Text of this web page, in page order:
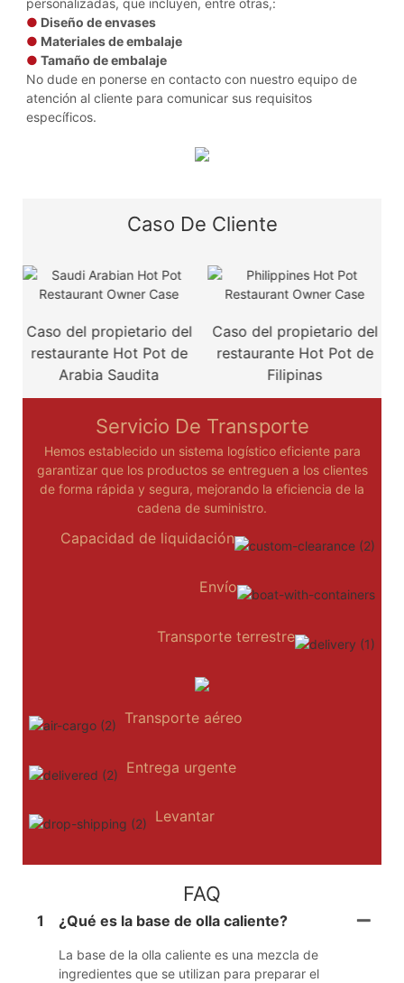
● Diseño de envases
● Materiales de embalaje
●Tamaño de embalaje
No dude en ponerse en contacto con nuestro equipo de
atención al cliente para comunicar sus requisitos
específicos.
Caso De Cliente
Caso del propietario del
restaurante Hot Pot de
Arabia Saudita
Caso del propietario del
restaurante Hot Pot de
Filipinas
Servicio De Transporte
Hemos establecido un sistema logístico eficiente para
garantizar que los productos se entreguen a los clientes
de forma rápida y segura, mejorando la eficiencia de la
cadena de suministro.
Capacidad de liquidación
Envío
Transporte terrestre
Transporte aéreo
Entrega urgente
Levantar
FAQ
1 ¿Qué es la base de olla caliente?
La base de la olla caliente es una mezcla de
ingredientes que se utilizan para preparar el